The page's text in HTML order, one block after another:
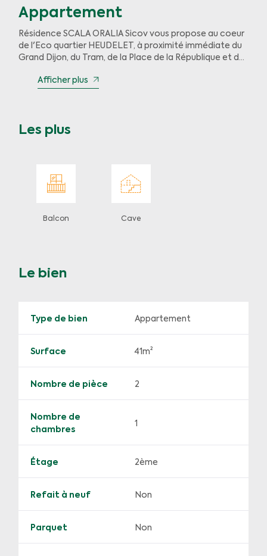
Appartement
Résidence SCALA ORALIA Sicov vous propose au coeur
de l'Eco quartier HEUDELET, à proximité immédiate du
Grand Dijon, du Tram, de la Place de la République et du
appartement en étage comprenant ; Une grande
exposé OUEST, grande chambre avec placard et accès
Afficher plus
Les plus
Balcon Cave
Le bien
Type de bien Appartement
Surface 41m²
Nombre de pièce 2
Nombre de
chambres
1
Étage 2ème
Refait à neuf Non
Parquet Non